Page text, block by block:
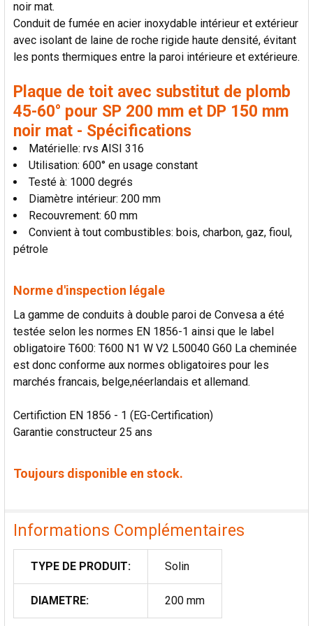
AJOUTER
LA
SÉLECTION
AU PANIER
noir mat.
Conduit de fumée en acier inoxydable intérieur et extérieur
avec isolant de laine de roche rigide haute densité, évitant
les ponts thermiques entre la paroi intérieure et extérieure.
Plaque de toit avec substitut de plomb
45-60° pour SP 200 mm et DP 150 mm
noir mat - Spécifications
Matérielle: rvs AISI 316
Utilisation: 600° en usage constant
Testé à: 1000 degrés
Diamètre intérieur: 200 mm
Recouvrement: 60 mm
Convient à tout combustibles: bois, charbon, gaz, fioul,
pétrole
Norme d'inspection légale
La gamme de conduits à double paroi de Convesa a été
testée selon les normes EN 1856-1 ainsi que le label
obligatoire T600: T600 N1 W V2 L50040 G60 La cheminée
est donc conforme aux normes obligatoires pour les
marchés francais, belge,néerlandais et allemand.
Certifiction EN 1856 - 1 (EG-Certification)
Garantie constructeur 25 ans
Toujours disponible en stock.
Informations Complémentaires
TYPE DE PRODUIT: Solin
DIAMETRE: 200 mm